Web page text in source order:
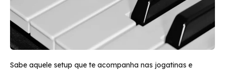
Sabe aquele setup que te acompanha nas jogatinas e